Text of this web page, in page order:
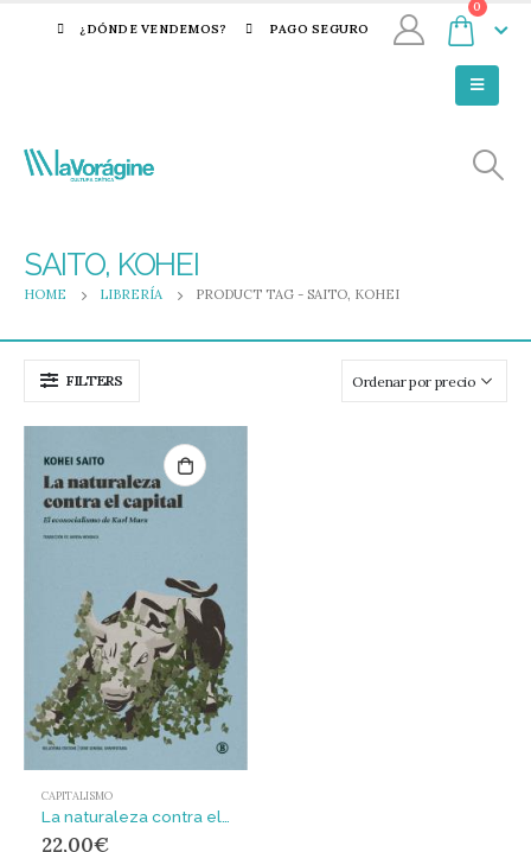
¿DÓNDE VENDEMOS? PAGO SEGURO
0
SAITO, KOHEI
HOME LIBRERÍA PRODUCT TAG - SAITO, KOHEI
FILTERS
CAPITALISMO
22,00€